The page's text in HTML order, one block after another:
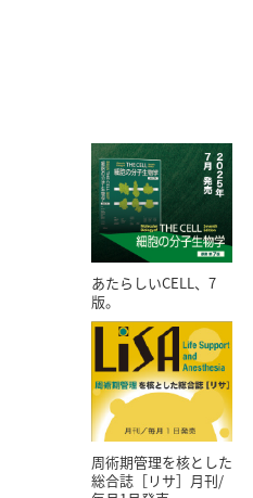
あたらしいCELL、7
版。
周術期管理を核とした
総合誌［リサ］月刊/